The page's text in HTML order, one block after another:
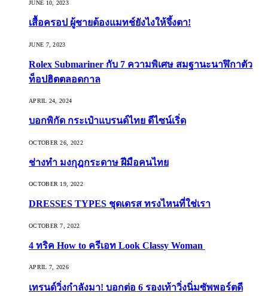
JUNE 10, 2023
เสื้อครอป ผู้ชายต้องแมทช์ยังไงให้จึ้งตา!
JUNE 7, 2023
Rolex Submariner กับ 7 ความพิเศษ สมฐานะนาฬิกาตัว
ท็อปฮิตตลอดกาล
APRIL 24, 2024
บอกพิกัด กระเป๋าแบรนด์ไทย ดีไซน์เริ่ด
OCTOBER 26, 2022
ช่างทำ มงกุฎกระดาษ ฝีมือคนไทย
OCTOBER 19, 2022
DRESSES TYPES ชุดเดรส ทรงไหนที่ใช่เรา
OCTOBER 7, 2022
4 ทริค How to ครีเอท Look Classy Woman
APRIL 7, 2026
เทรนด์วิ่งกำลังมา! บอกต่อ 6 รองเท้าวิ่งนิ่มซัพพอร์ตดี